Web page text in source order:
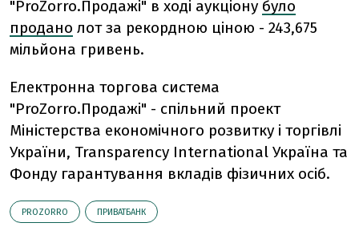
"ProZorro.Продажі" в ході аукціону було
продано лот за рекордною ціною - 243,675
мільйона гривень.
Електронна торгова система
"ProZorro.Продажі" - спільний проект
Міністерства економічного розвитку і торгівлі
України, Transparency International Україна та
Фонду гарантування вкладів фізичних осіб.
PROZORRO ПРИВАТБАНК